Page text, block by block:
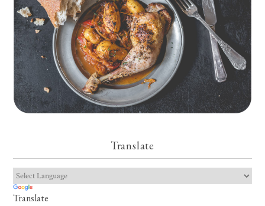
Translate
Translate